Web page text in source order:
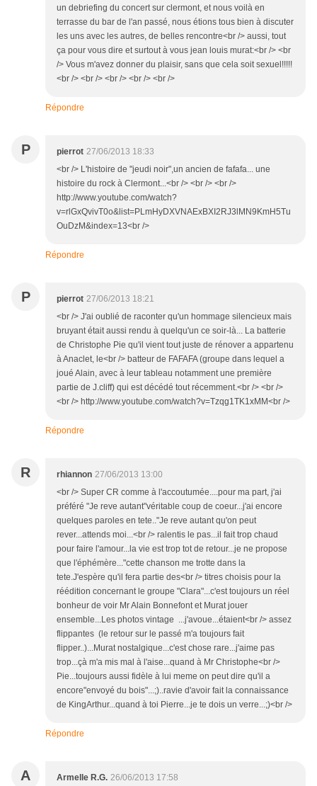
un debriefing du concert sur clermont, et nous voilà en
terrasse du bar de l'an passé, nous étions tous bien à discuter
les uns avec les autres, de belles rencontre<br /> aussi, tout
ça pour vous dire et surtout à vous jean louis murat:<br /> <br
/> Vous m'avez donner du plaisir, sans que cela soit sexuel!!!!!
<br /> <br /> <br /> <br /> <br />
Répondre
P pierrot 27/06/2013 18:33
<br /> L'histoire de "jeudi noir",un ancien de fafafa... une
histoire du rock à Clermont...<br /> <br /> <br />
http://www.youtube.com/watch?
v=rlGxQvivT0o&list=PLmHyDXVNAExBXI2RJ3lMN9KmH5Tu
OuDzM&index=13<br />
Répondre
P pierrot 27/06/2013 18:21
<br /> J'ai oublié de raconter qu'un hommage silencieux mais
bruyant était aussi rendu à quelqu'un ce soir-là... La batterie
de Christophe Pie qu'il vient tout juste de rénover a appartenu
à Anaclet, le<br /> batteur de FAFAFA (groupe dans lequel a
joué Alain, avec à leur tableau notamment une première
partie de J.cliff) qui est décédé tout récemment.<br /> <br />
<br /> http://www.youtube.com/watch?v=Tzqg1TK1xMM<br />
Répondre
R rhiannon 27/06/2013 13:00
<br /> Super CR comme à l'accoutumée....pour ma part, j'ai
préféré "Je reve autant"véritable coup de coeur...j'ai encore
quelques paroles en tete.."Je reve autant qu'on peut
rever...attends moi...<br /> ralentis le pas...il fait trop chaud
pour faire l'amour...la vie est trop tot de retour...je ne propose
que l'éphémère..."cette chanson me trotte dans la
tete.J'espère qu'il fera partie des<br /> titres choisis pour la
réédition concernant le groupe "Clara"...c'est toujours un réel
bonheur de voir Mr Alain Bonnefont et Murat jouer
ensemble...Les photos vintage ...j'avoue...étaient<br /> assez
flippantes (le retour sur le passé m'a toujours fait
flipper..)...Murat nostalgique...c'est chose rare...j'aime pas
trop...çà m'a mis mal à l'aise...quand à Mr Christophe<br />
Pie...toujours aussi fidèle à lui meme on peut dire qu'il a
encore"envoyé du bois"...;)..ravie d'avoir fait la connaissance
de KingArthur...quand à toi Pierre...je te dois un verre...;)<br />
Répondre
A Armelle R.G. 26/06/2013 17:58